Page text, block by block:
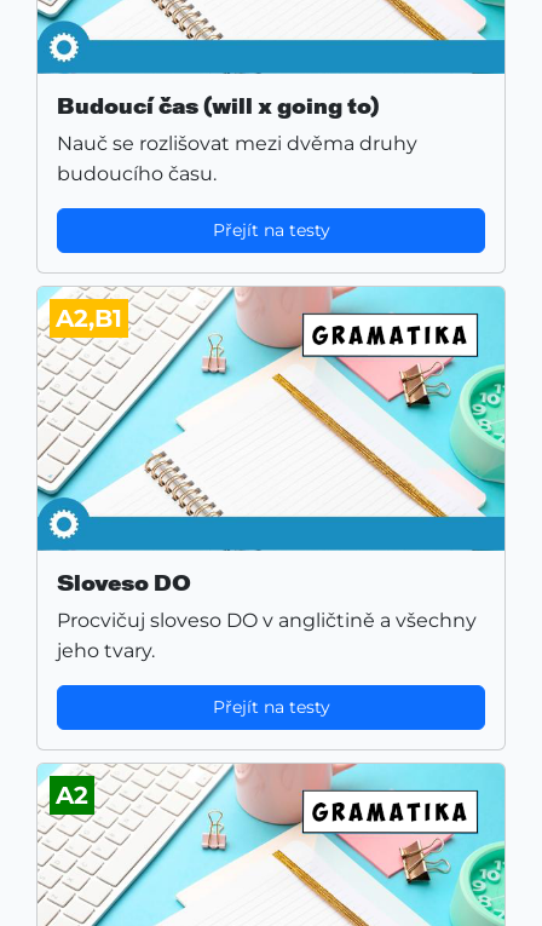
Budoucí čas (will x going to)
Nauč se rozlišovat mezi dvěma druhy
budoucího času.
Přejít na testy
A2,B1
Sloveso DO
Procvičuj sloveso DO v angličtině a všechny
jeho tvary.
Přejít na testy
A2